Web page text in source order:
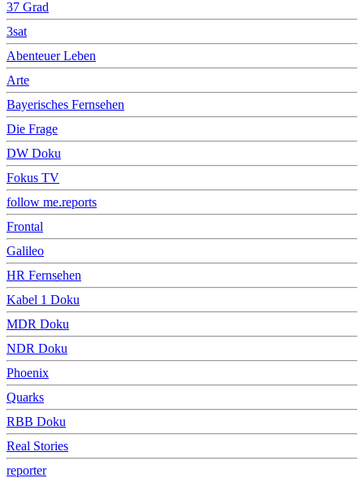
37 Grad
3sat
Abenteuer Leben
Arte
Bayerisches Fernsehen
Die Frage
DW Doku
Fokus TV
follow me.reports
Frontal
Galileo
HR Fernsehen
Kabel 1 Doku
MDR Doku
NDR Doku
Phoenix
Quarks
RBB Doku
Real Stories
reporter